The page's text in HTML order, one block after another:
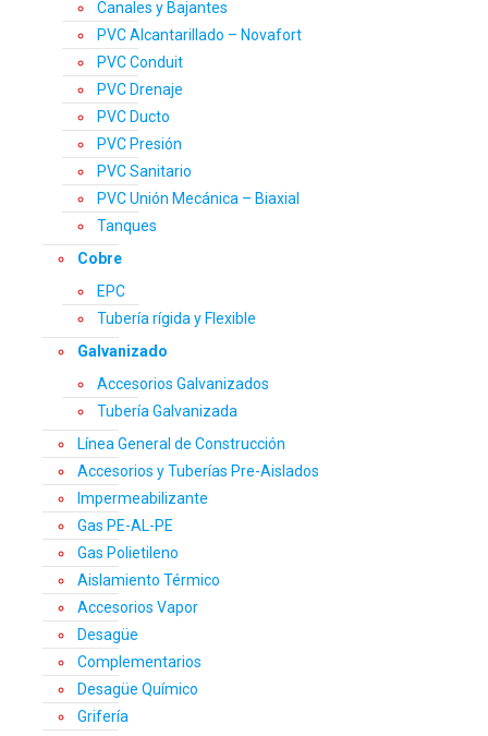
Canales y Bajantes
PVC Alcantarillado – Novafort
PVC Conduit
PVC Drenaje
PVC Ducto
PVC Presión
PVC Sanitario
PVC Unión Mecánica – Biaxial
Tanques
Cobre
EPC
Tubería rígida y Flexible
Galvanizado
Accesorios Galvanizados
Tubería Galvanizada
Línea General de Construcción
Accesorios y Tuberías Pre-Aislados
Impermeabilizante
Gas PE-AL-PE
Gas Polietileno
Aislamiento Térmico
Accesorios Vapor
Desagüe
Complementarios
Desagüe Químico
Grifería